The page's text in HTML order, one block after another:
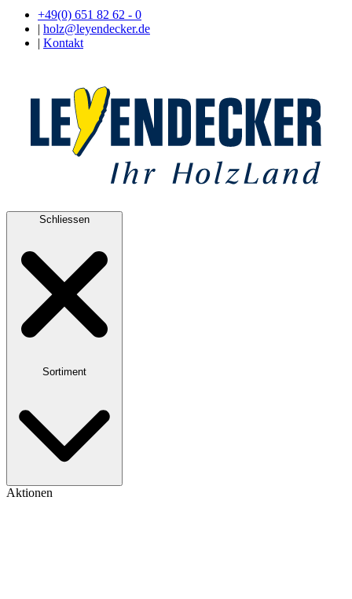
+49(0) 651 82 62 - 0
| holz@leyendecker.de
| Kontakt
Schliessen
Sortiment
Aktionen